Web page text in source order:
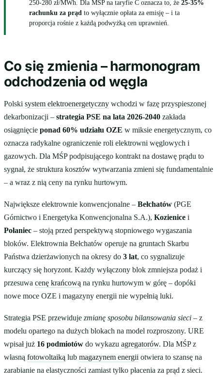
250-280 zł/MWh. Dla MŚP na taryfie C oznacza to, że 25-35%
rachunku za prąd to wyłącznie opłata za emisję – i ta
proporcja rośnie z każdą podwyżką cen uprawnień.
Co się zmienia – harmonogram
odchodzenia od węgla
Polski system elektroenergetyczny wchodzi w fazę przyspieszonej
dekarbonizacji – strategia PSE na lata 2026-2040 zakłada
osiągnięcie ponad 60% udziału OZE w miksie energetycznym, co
oznacza radykalne ograniczenie roli elektrowni węglowych i
gazowych. Dla MŚP podpisującego kontrakt na dostawę prądu to
sygnał, że struktura kosztów wytwarzania zmieni się fundamentalnie
– a wraz z nią ceny na rynku hurtowym.
Największe elektrownie konwencjonalne – Bełchatów (PGE
Górnictwo i Energetyka Konwencjonalna S.A.), Kozienice i
Połaniec – stoją przed perspektywą stopniowego wygaszania
bloków. Elektrownia Bełchatów operuje na gruntach Skarbu
Państwa dzierżawionych na okresy do 3 lat, co sygnalizuje
kurczący się horyzont. Każdy wyłączony blok zmniejsza podaż i
przesuwa cenę krańcową na rynku hurtowym w górę – dopóki
nowe moce OZE i magazyny energii nie wypełnią luki.
Strategia PSE przewiduje zmianę sposobu bilansowania sieci – z
modelu opartego na dużych blokach na model rozproszony. URE
wpisał już 16 podmiotów do wykazu agregatorów. Dla MŚP z
własną fotowoltaiką lub magazynem energii otwiera to szansę na
zarabianie na elastyczności zamiast tylko płacenia za prąd z sieci.